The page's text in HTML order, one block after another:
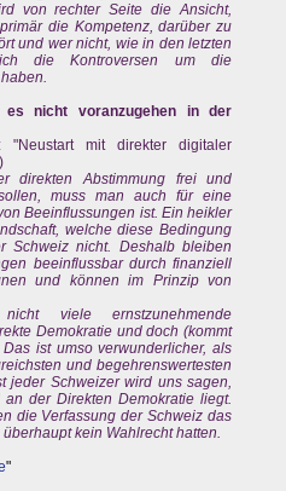
von rechter Seite die Ansicht,
die Kompetenz, darüber zu
und wer nicht, wie in den letzten
die Kontroversen um die
nicht voranzugehen in der
mit direkter digitaler
direkten Abstimmung frei und
muss man auch für eine
Beeinflussungen ist. Ein heikler
welche diese Bedingung
Schweiz nicht. Deshalb bleiben
beeinflussbar durch finanziell
und können im Prinzip von
viele ernstzunehmende
Demokratie und doch (kommt
ist umso verwunderlicher, als
und begehrenswertesten
jeder Schweizer wird uns sagen,
der Direkten Demokratie liegt.
die Verfassung der Schweiz das
kein Wahlrecht hatten.
"